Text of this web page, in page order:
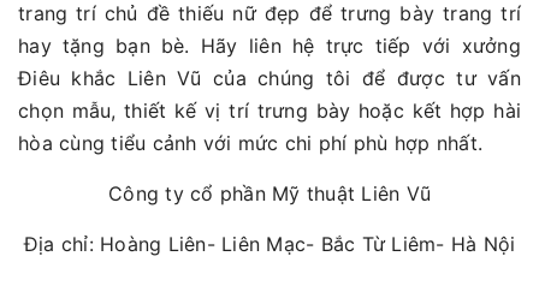
trang trí chủ đề thiếu nữ đẹp để trưng bày trang trí
hay tặng bạn bè. Hãy liên hệ trực tiếp với xưởng
Điêu khắc Liên Vũ của chúng tôi để được tư vấn
chọn mẫu, thiết kế vị trí trưng bày hoặc kết hợp hài
hòa cùng tiểu cảnh với mức chi phí phù hợp nhất.
Công ty cổ phần Mỹ thuật Liên Vũ
Địa chỉ: Hoàng Liên- Liên Mạc- Bắc Từ Liêm- Hà Nội